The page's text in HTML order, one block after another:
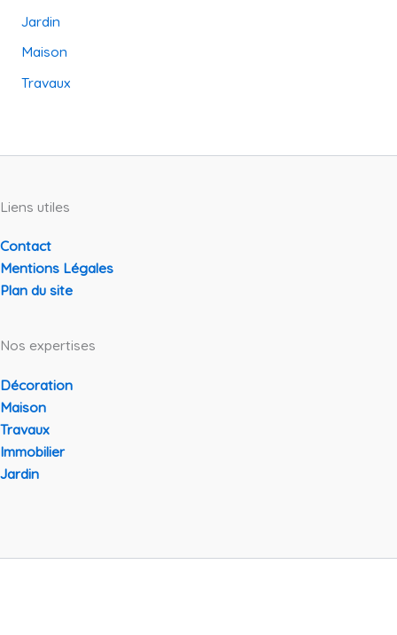
Jardin
Maison
Travaux
Liens utiles
Contact
Mentions Légales
Plan du site
Nos expertises
Décoration
Maison
Travaux
Immobilier
Jardin